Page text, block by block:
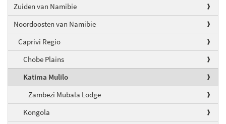
Zuiden van Namibie
Noordoosten van Namibie
Caprivi Regio
Chobe Plains
Katima Mulilo
Zambezi Mubala Lodge
Kongola